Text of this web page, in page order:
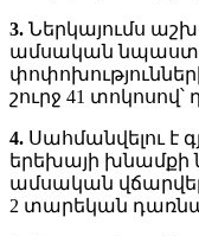
3. Ներկայումս
ամսական նպաստը
շուրջ 41 տոկոսով՝
4. Սահմանվելու է
երեխայի խնամքի
ամսական
2 տարեկան